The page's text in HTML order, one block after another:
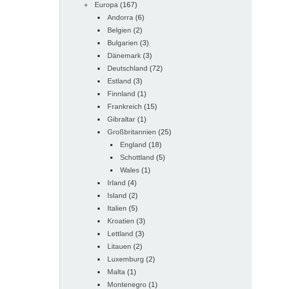
Europa (167)
Andorra (6)
Belgien (2)
Bulgarien (3)
Dänemark (3)
Deutschland (72)
Estland (3)
Finnland (1)
Frankreich (15)
Gibraltar (1)
Großbritannien (25)
England (18)
Schottland (5)
Wales (1)
Irland (4)
Island (2)
Italien (5)
Kroatien (3)
Lettland (3)
Litauen (2)
Luxemburg (2)
Malta (1)
Montenegro (1)